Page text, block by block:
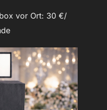
vor Ort: 30 €/